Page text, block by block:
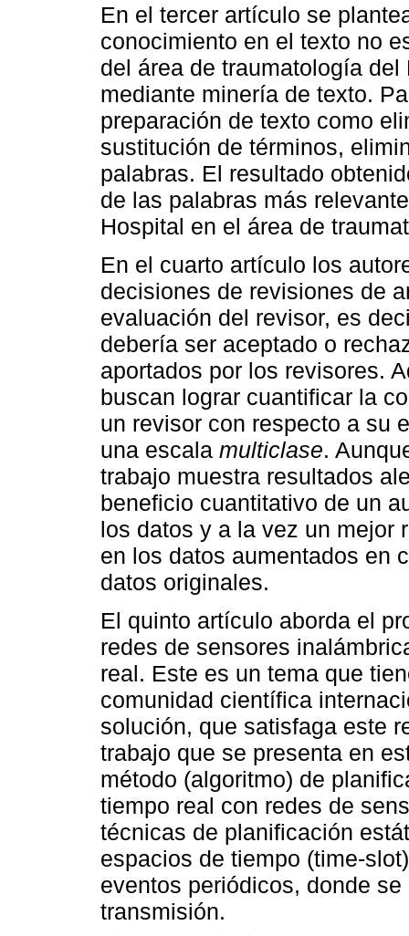
En el tercer artículo se
conocimiento en el texto no
del área de traumatología
mediante minería de texto.
preparación de texto como
sustitución de términos,
palabras. El resultado
de las palabras más
Hospital en el área de
En el cuarto artículo los
decisiones de revisiones de
evaluación del revisor, es
debería ser aceptado o
aportados por los revisores.
buscan lograr cuantificar la
un revisor con respecto a su
una escala multiclase.
trabajo muestra resultados
beneficio cuantitativo de un
los datos y a la vez un mejor
en los datos aumentados en
datos originales.
El quinto artículo aborda el
redes de sensores
real. Este es un tema que
comunidad científica
solución, que satisfaga este
trabajo que se presenta en
método (algoritmo) de
tiempo real con redes de
técnicas de planificación
espacios de tiempo (time-
eventos periódicos, donde
transmisión.